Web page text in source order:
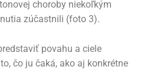
choroby niekoľkým
zúčastnili (foto 3).
povahu a ciele
čo ju čaká, ako aj konkrétne